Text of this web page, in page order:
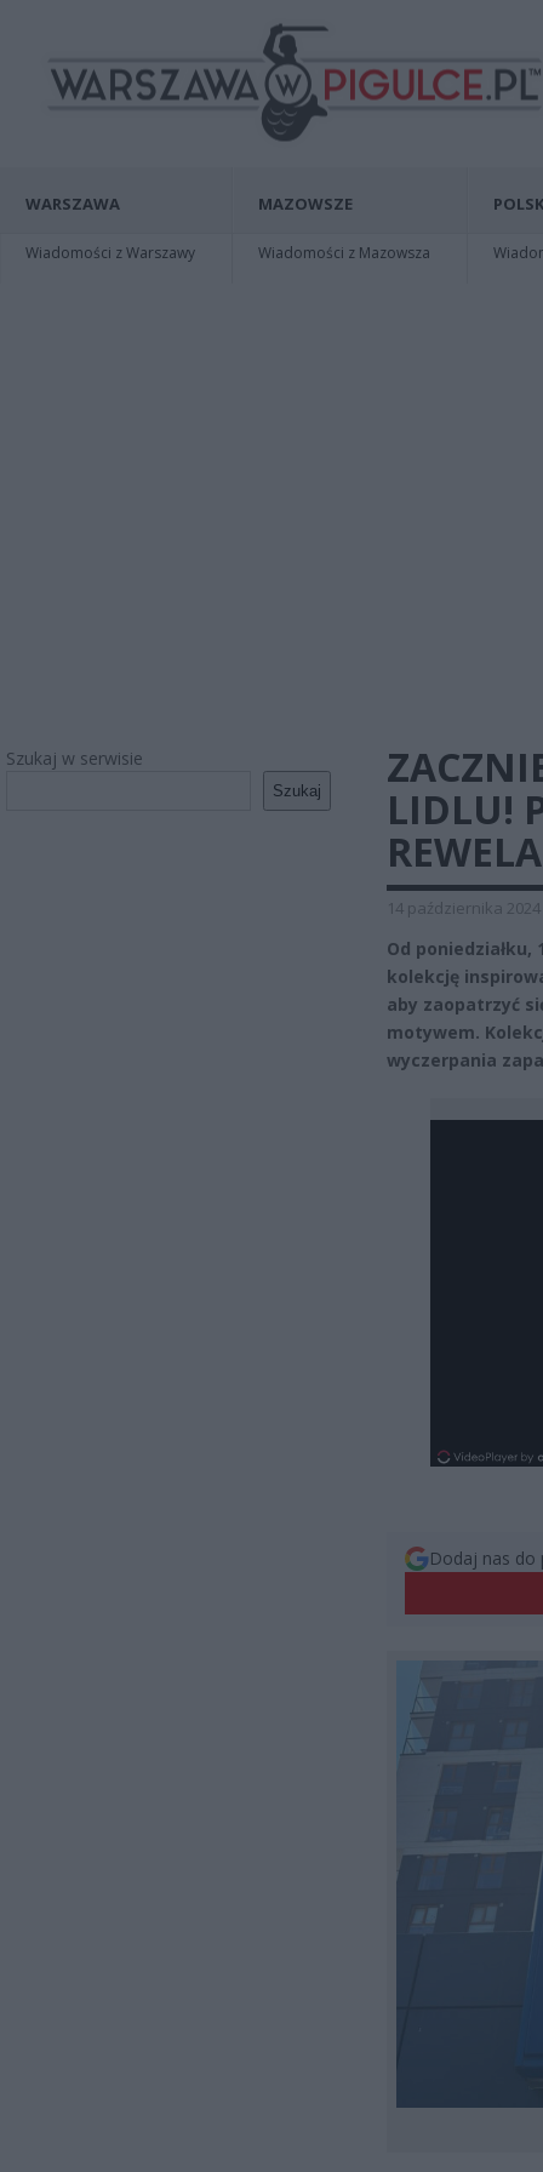
WARSZAWA
Wiadomości z Warszawy
MAZOWSZE
Wiadomości z Mazowsza
Szukaj w serwisie
Szukaj
LIDLU!
14 października 2024
Od
kolekcję
aby zaopatrzyć
motywem.
wyczerpania
Dodaj nas do